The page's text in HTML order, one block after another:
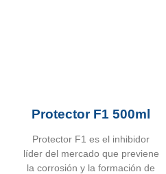
Protector F1 500ml
Protector F1 es el inhibidor
líder del mercado que previene
la corrosión y la formación de